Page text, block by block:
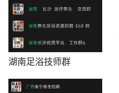
湖南足浴技师群